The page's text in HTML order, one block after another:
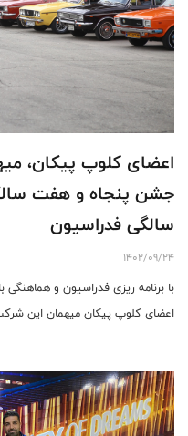
اعضای کلوپ پیکان،
جشن پنجاه و هفت
سالگی فدراسیون
1402/09/24
با برنامه ریزی فدراسیون و هماهنگی
اعضای کلوپ پیکان میهمان این